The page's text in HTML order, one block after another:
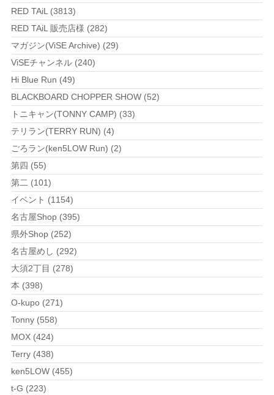
RED TAiL (3813)
RED TAiL 販売店様 (282)
マガジン(ViSE Archive) (29)
ViSEチャンネル (240)
Hi Blue Run (49)
BLACKBOARD CHOPPER SHOW (52)
トニキャン(TONNY CAMP) (33)
テリラン(TERRY RUN) (4)
ごろラン(ken5LOW Run) (2)
第四 (55)
第二 (101)
イベント (1154)
名古屋Shop (395)
県外Shop (252)
名古屋めし (292)
大須2丁目 (278)
本 (398)
O-kupo (271)
Tonny (558)
MOX (424)
Terry (438)
ken5LOW (455)
t-G (223)